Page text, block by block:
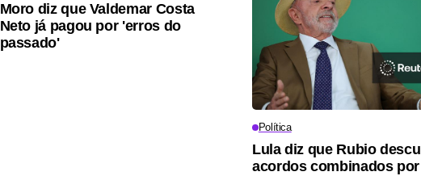
Moro diz que Valdemar Costa
Neto já pagou por 'erros do
passado'
Política
Lula diz que Rubio
acordos combinados